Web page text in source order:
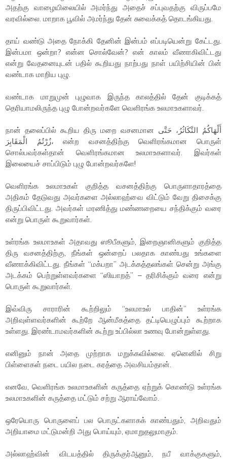
அதற்கு வாழையிலையில் அமர்ந்து அதைச் சப்புவதற்கு விருப்பமே
வரவில்லை. மாறாக பூவில் அமர்ந்து தேன் சுவைக்கத் தொடங்கியது.
தாய் வண்டு அதை நோக்கி தேனின் இன்பம் எப்படியென்று கேட்டது.
இன்பமா ஒன்றா? என்ன சொல்வேன்? என் காலம் வீணாகிவிட்டது
என்று வேதனையுடன் பதில் கூறியது நாற்பது நாள் பயிற்சியின் பின்
வண்டாக மாறிய புழு.
வண்டாக மாறுமுன் புழுவாக இருந்த காலத்தில் தேன் குடிக்கத்
தெரியாமலிருந்த புழு போன்றவர்களே வெளிரங்க உலமாஉகளாவர்.
நான் தலைப்பில் கூறிய திரு மறை வசனமான أَلْهَاكُمُ التَّكَاثُرُ، حَتَّى
زُرْتُمُ الْمَقَابِرَ، என்ற வசனத்திற்கு வெளிரங்கமான பொருள்
சொல்பவர்கள்தான் வெளிரங்கமான உலமாஉகளாவர். இவர்கள்
இலையைச் சாப்பிடும் புழு போன்றவர்களே!
வெளிரங்க உலமாஉகள் குறித்த வசனத்திற்கு பொருளாதாரத்தை
அதிகம் தேடுவது அவர்களை அல்லாஹ்வை விட்டும் வேறு திசைக்கு
திருப்பிவிட்டது. அவர்கள் மரணித்து மண்ணறையை சந்திக்கும் வரை
என்று பொருள் கூறுவார்கள்.
உள்ரங்க உலமாஉகள் அதாவது ஸூபீகளும், இறைஞானிகளும் குறித்த
திரு வசனத்திற்கு, நீங்கள் ஒன்றைப் பலதாக காண்பது உங்களை
வீணாக்கிவிட்டது. நீங்கள் “மக்பறா” அடக்கத்தலங்கள் சென்று அங்கு
அடக்கம் பெற்றுள்ளவர்களை “ஸியாறத்” – தரிசிக்கும் வரை என்று
பொருள் கூறுவார்கள்.
இவ்விரு சாராரின் கூற்றிலும் “உலமாஉல் பாதின்” உள்ரங்க
அறிவுள்ளவர்களின் கூற்றே ஆன்மீகத்தை தட்டியெழுப்பும் கூற்றாக
உள்ளது. இரண்டாமவர்களின் கூற்று உப்பில்லா உணவு போன்றுள்ளது.
எனினும் நான் அதை முற்றாக மறுக்கவில்லை. ஏனெனில் சிறு
பிள்ளைகள் நடை பயில நடை கரத்தை அவசியம்தான்.
எனவே, வெளிரங்க உலமாஉகளின் கருத்தை ஏற்றுக் கொண்டு உள்ரங்க
உலமாஉகளின் கருத்தை மட்டும் சற்று ஆராய்வோம்.
ஒரேயொரு பொருளைப் பல பொருட்களாகக் காண்பதும், அறிவதும்
அறியாமை மட்டுமன்றி அது பொய்யும், ஏமாறுதலுமாகும்.
அல்லாஹ்வின் விடயத்தில் திருக்குர்ஆனும், நபீ வாக்குகளும்,